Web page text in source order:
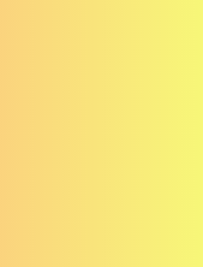
uống tưởng giải nhiệt